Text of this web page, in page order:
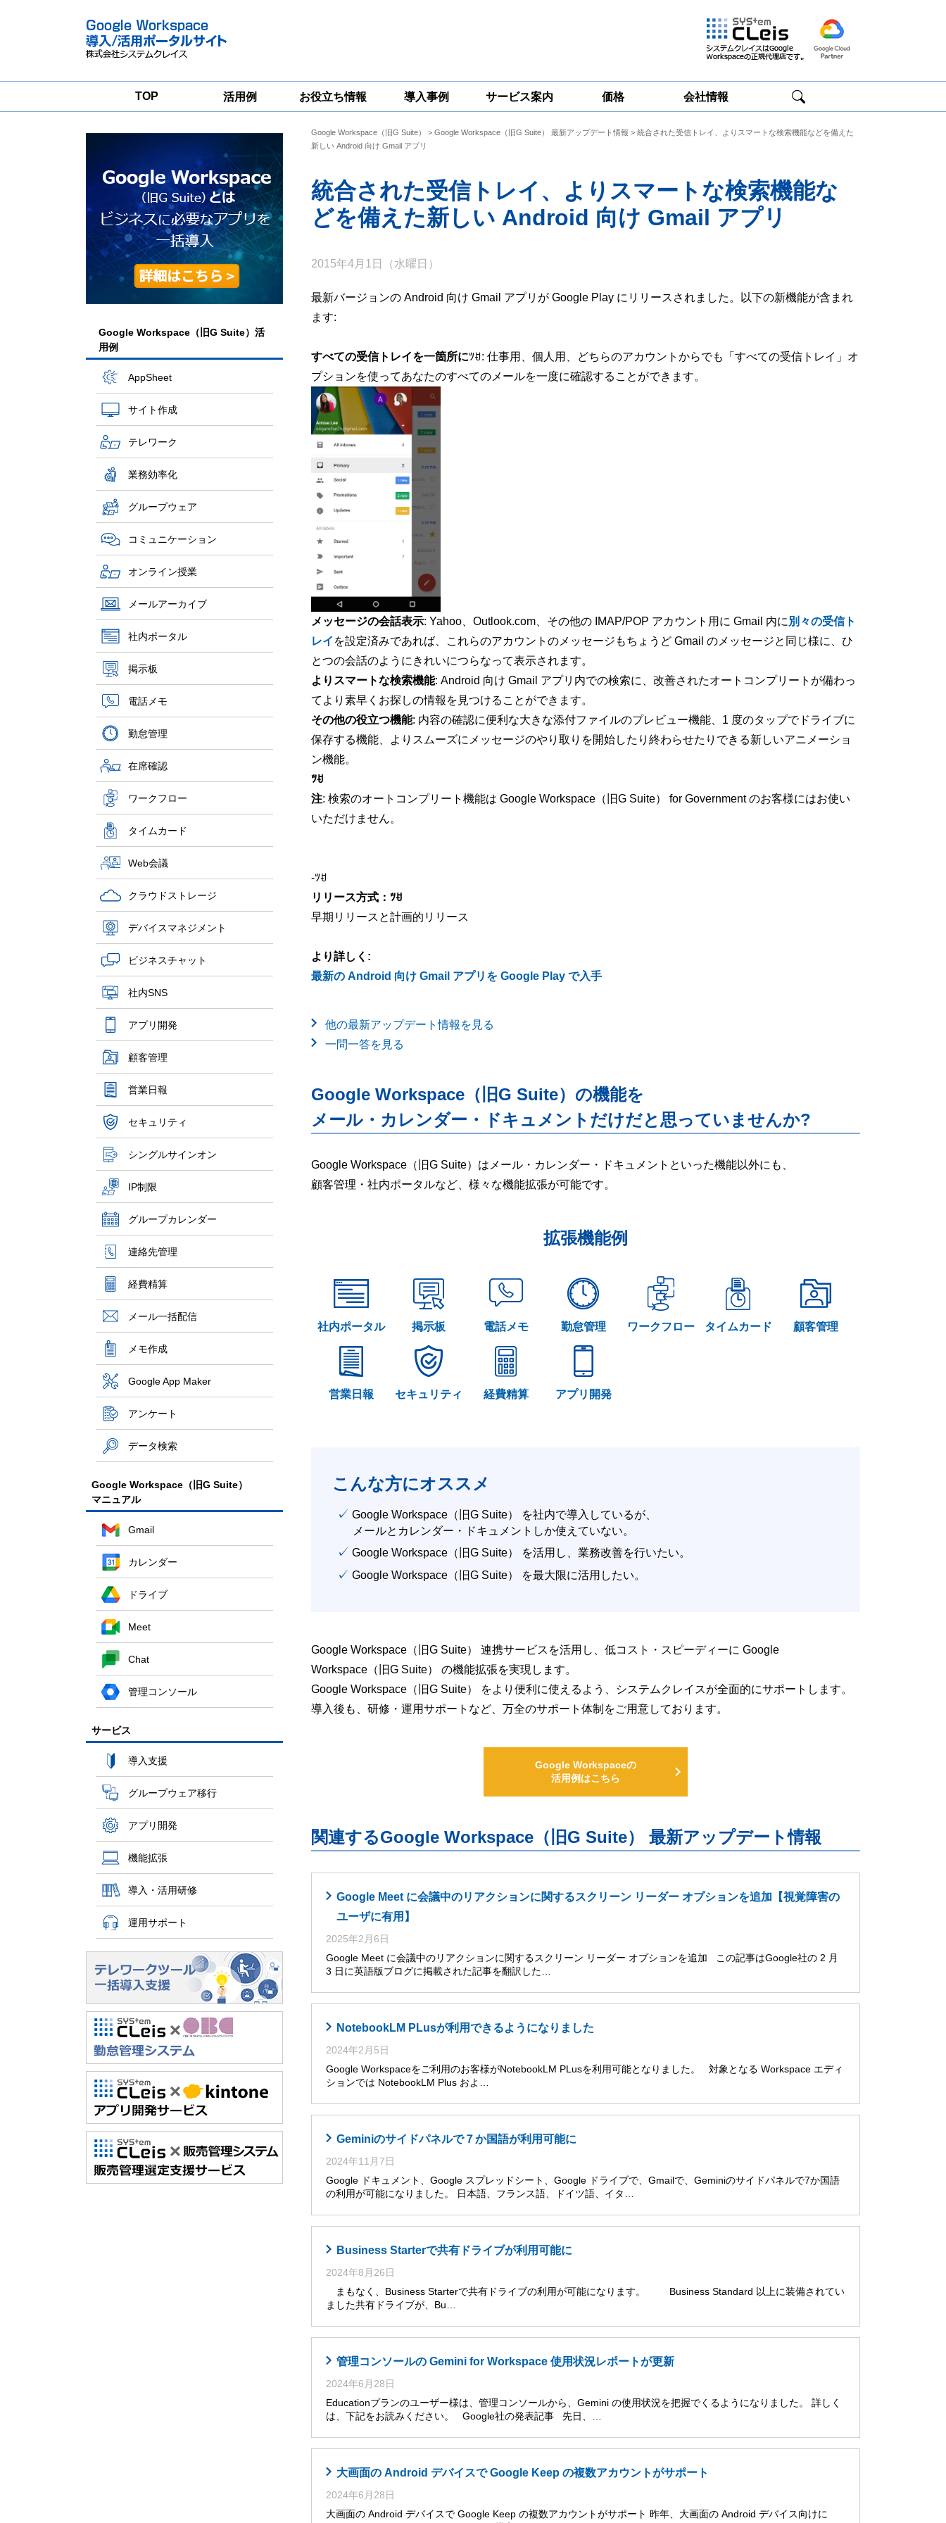
TOP 活用例 お役立ち情報
一問一答 コラム
導入事例 サービス案内
支援サービス
グループウェア
移行支援
Google
Workspace
Google
Google
Google
Google
価格 会社情報
Google Workspace（旧G Suite）活
用例
AppSheet
サイト作成
テレワーク
業務効率化
グループウェア
コミュニケーション
オンライン授業
メールアーカイブ
社内ポータル
掲示板
電話メモ
勤怠管理
在席確認
ワークフロー
タイムカード
Web会議
クラウドストレージ
デバイスマネジメント
ビジネスチャット
社内SNS
アプリ開発
顧客管理
営業日報
セキュリティ
シングルサインオン
IP制限
グループカレンダー
連絡先管理
経費精算
メール一括配信
メモ作成
Google App Maker
アンケート
データ検索
Google Workspace（旧G Suite）
マニュアル
Gmail
カレンダー
ドライブ
Meet
Chat
管理コンソール
サービス
導入支援
グループウェア移行
アプリ開発
機能拡張
導入・活用研修
運用サポート
Google Workspace（旧G Suite） > Google Workspace（旧G Suite） 最新アップデート情報 > 統合された受信トレイ、よりスマートな検索機能などを備えた
新しい Android 向け Gmail アプリ
統合された受信トレイ、よりスマートな検索機能な
どを備えた新しい Android 向け Gmail アプリ
2015年4月1日（水曜日）
最新バージョンの Android 向け Gmail アプリが Google Play にリリースされました。以下の新機能が含まれ
ます:
すべての受信トレイを一箇所にﾂꀀ: 仕事用、個人用、どちらのアカウントからでも「すべての受信トレイ」オ
プションを使ってあなたのすべてのメールを一度に確認することができます。
メッセージの会話表示: Yahoo、Outlook.com、その他の IMAP/POP アカウント用に Gmail 内に 別々の受信ト
レイ を設定済みであれば、これらのアカウントのメッセージもちょうど Gmail のメッセージと同じ様に、ひ
とつの会話のようにきれいにつらなって表示されます。
よりスマートな検索機能: Android 向け Gmail アプリ内での検索に、改善されたオートコンプリートが備わっ
てより素早くお探しの情報を見つけることができます。
その他の役立つ機能: 内容の確認に便利な大きな添付ファイルのプレビュー機能、1 度のタップでドライブに
保存する機能、よりスムーズにメッセージのやり取りを開始したり終わらせたりできる新しいアニメーショ
ン機能。
ﾂꀀ
注: 検索のオートコンプリート機能は Google Workspace（旧G Suite） for Government のお客様にはお使い
いただけません。
-ﾂꀀ
リリース方式：ﾂꀀ
早期リリースと計画的リリース
より詳しく:
最新の Android 向け Gmail アプリを Google Play で入手
他の最新アップデート情報を見る
一問一答を見る
Google Workspace（旧G Suite）の機能を
メール・カレンダー・ドキュメントだけだと思っていませんか?
Google Workspace（旧G Suite）はメール・カレンダー・ドキュメントといった機能以外にも、
顧客管理・社内ポータルなど、様々な機能拡張が可能です。
拡張機能例
社内ポータル 掲示板 電話メモ 勤怠管理 ワークフロー タイムカード 顧客管理
営業日報 セキュリティ 経費精算 アプリ開発
こんな方にオススメ
✓ Google Workspace（旧G Suite） を社内で導入しているが、
メールとカレンダー・ドキュメントしか使えていない。
✓ Google Workspace（旧G Suite） を活用し、業務改善を行いたい。
✓ Google Workspace（旧G Suite） を最大限に活用したい。
Google Workspace（旧G Suite） 連携サービスを活用し、低コスト・スピーディーに Google
Workspace（旧G Suite） の機能拡張を実現します。
Google Workspace（旧G Suite） をより便利に使えるよう、システムクレイスが全面的にサポートします。
導入後も、研修・運用サポートなど、万全のサポート体制をご用意しております。
Google Workspaceの
活用例はこちら
関連するGoogle Workspace（旧G Suite） 最新アップデート情報
Google Meet に会議中のリアクションに関するスクリーン リーダー オプションを追加【視覚障害の
ユーザに有用】
2025年2月6日
Google Meet に会議中のリアクションに関するスクリーン リーダー オプションを追加 この記事はGoogle社の 2 月
3 日に英語版ブログに掲載された記事を翻訳した…
NotebookLM PLusが利用できるようになりました
2024年2月5日
Google Workspaceをご利用のお客様がNotebookLM PLusを利用可能となりました。 対象となる Workspace エディ
ションでは NotebookLM Plus およ…
Geminiのサイドパネルで７か国語が利用可能に
2024年11月7日
Google ドキュメント、Google スプレッドシート、Google ドライブで、Gmailで、Geminiのサイドパネルで7か国語
の利用が可能になりました。 日本語、フランス語、ドイツ語、イタ…
Business Starterで共有ドライブが利用可能に
2024年8月26日
まもなく、Business Starterで共有ドライブの利用が可能になります。 Business Standard 以上に装備されてい
ました共有ドライブが、Bu…
管理コンソールの Gemini for Workspace 使用状況レポートが更新
2024年6月28日
Educationプランのユーザー様は、管理コンソールから、Gemini の使用状況を把握でくるようになりました。 詳しく
は、下記をお読みください。 Google社の発表記事 先日、…
大画面の Android デバイスで Google Keep の複数アカウントがサポート
2024年6月28日
大画面の Android デバイスで Google Keep の複数アカウントがサポート 昨年、大画面の Android デバイス向けに